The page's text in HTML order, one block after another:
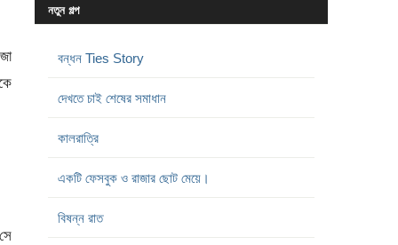
নতুন গল্প
বন্ধন Ties Story
দেখতে চাই শেষের সমাধান
কালরাত্রি
একটি ফেসবুক ও রাজার ছোট মেয়ে।
বিষন্ন রাত